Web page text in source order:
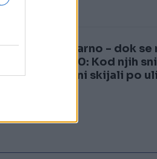
Nestvarno - dok se
plus 40: Kod njih
građani skijali po